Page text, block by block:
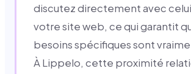
discutez directement avec
votre site web, ce qui garantit
besoins spécifiques sont
À Lippelo, cette proximité